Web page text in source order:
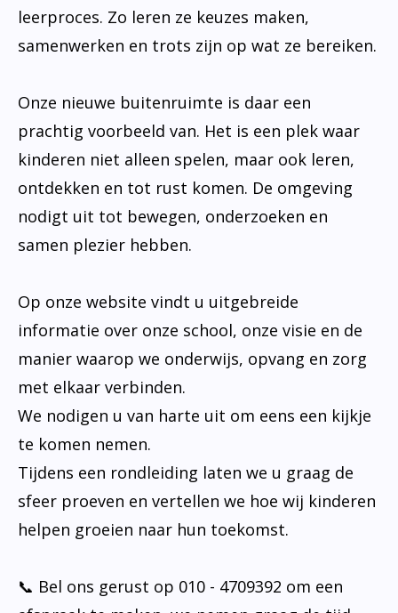
leerproces. Zo leren ze keuzes maken,
samenwerken en trots zijn op wat ze bereiken.
Onze nieuwe buitenruimte is daar een
prachtig voorbeeld van. Het is een plek waar
kinderen niet alleen spelen, maar ook leren,
ontdekken en tot rust komen. De omgeving
nodigt uit tot bewegen, onderzoeken en
samen plezier hebben.
Op onze website vindt u uitgebreide
informatie over onze school, onze visie en de
manier waarop we onderwijs, opvang en zorg
met elkaar verbinden.
We nodigen u van harte uit om eens een kijkje
te komen nemen.
Tijdens een rondleiding laten we u graag de
sfeer proeven en vertellen we hoe wij kinderen
helpen groeien naar hun toekomst.
📞 Bel ons gerust op 010 - 4709392 om een